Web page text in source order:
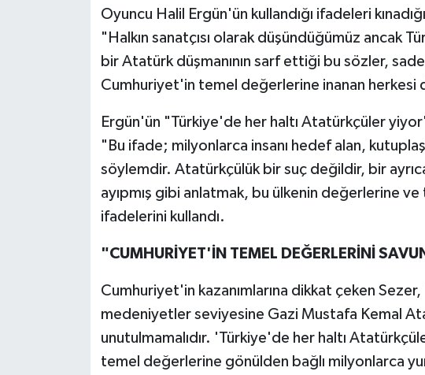
Oyuncu Halil Ergün'ün kullandığı ifadeleri
"Halkın sanatçısı olarak düşündüğümüz ancak
bir Atatürk düşmanının sarf ettiği bu sözler,
Cumhuriyet'in temel değerlerine inanan herkesi
Ergün'ün "Türkiye'de her haltı Atatürkçüler
"Bu ifade; milyonlarca insanı hedef alan,
söylemdir. Atatürkçülük bir suç değildir, bir
ayıpmış gibi anlatmak, bu ülkenin değerlerine ve
ifadelerini kullandı.
"CUMHURİYET'İN TEMEL DEĞERLERİNİ
Cumhuriyet'in kazanımlarına dikkat çeken
medeniyetler seviyesine Gazi Mustafa Kemal
unutulmamalıdır. 'Türkiye'de her haltı
temel değerlerine gönülden bağlı milyonlarca